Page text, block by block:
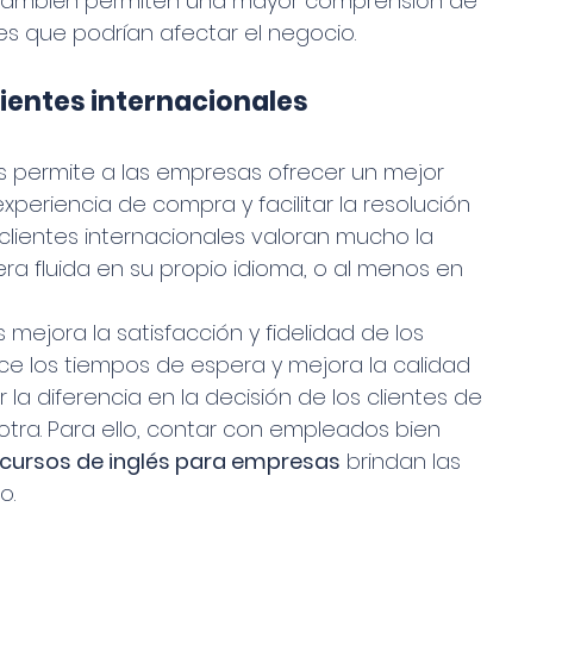
que podrían afectar el negocio.
internacionales
permite a las empresas ofrecer un mejor
de compra y facilitar la resolución
internacionales valoran mucho la
fluida en su propio idioma, o al menos en
mejora la satisfacción y fidelidad de los
los tiempos de espera y mejora la calidad
la diferencia en la decisión de los clientes de
Para ello, contar con empleados bien
cursos de inglés para empresas brindan las